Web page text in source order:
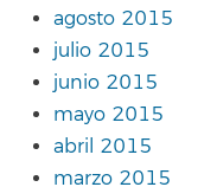
agosto 2015
julio 2015
junio 2015
mayo 2015
abril 2015
marzo 2015